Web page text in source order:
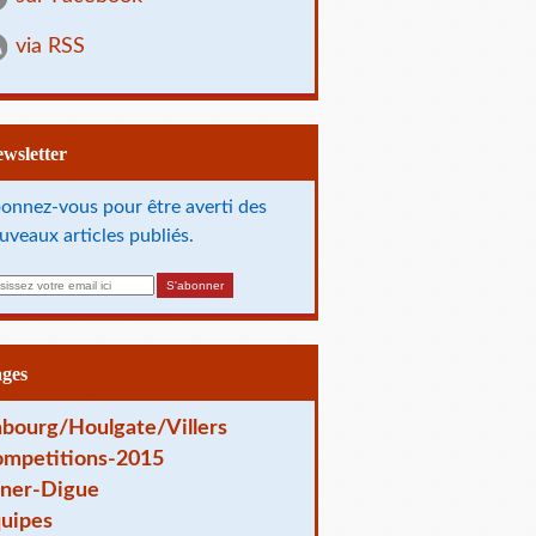
via RSS
vous pour être averti des
articles publiés.
Houlgate/Villers
2015
Digue